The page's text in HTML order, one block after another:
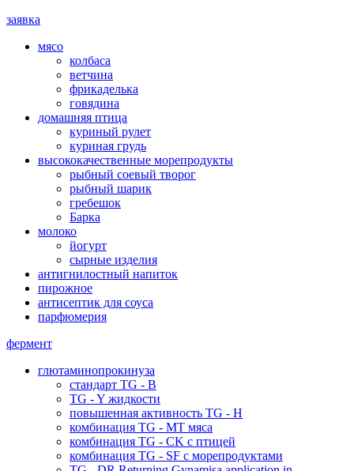
заявка
мясо
колбаса
ветчина
фрикаделька
говядина
домашняя птица
куриный рулет
куриная грудь
высококачественные морепродукты
рыбный соевый творог
рыбный шарик
гребешок
Барка
молоко
йогурт
сырные изделия
антигнилостный напиток
пирожное
антисептик для соуса
парфюмерия
фермент
глютаминопрокинуза
стандарт TG - B
TG - Y жидкости
повышенная активность TG - H
комбинация TG - MT мяса
комбинация TG - CK с птицей
комбинация TG - SF с морепродуктами